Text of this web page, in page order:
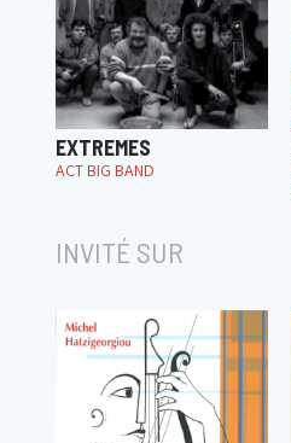
EXTREMES
ACT BIG BAND
INVITÉ SUR